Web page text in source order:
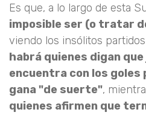
Es que, a lo largo de esta
imposible ser (o tratar
viendo los insólitos
habrá quienes digan
encuentra con los goles
gana "de suerte",
quienes afirmen que